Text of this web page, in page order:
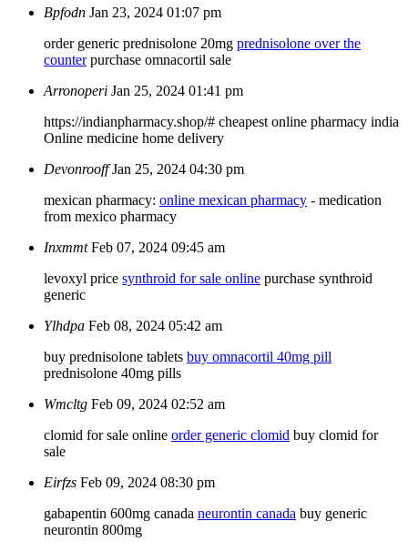
Bpfodn Jan 23, 2024 01:07 pm
order generic prednisolone 20mg prednisolone over the
counterpurchase omnacortil sale
Arronoperi Jan 25, 2024 01:41 pm
https://indianpharmacy.shop/# cheapest online pharmacy india
Online medicine home delivery
Devonrooff Jan 25, 2024 04:30 pm
mexican pharmacy: online mexican pharmacy - medication
from mexico pharmacy
Inxmmt Feb 07, 2024 09:45 am
levoxyl price synthroid for sale online purchase synthroid
generic
Ylhdpa Feb 08, 2024 05:42 am
buy prednisolone tablets buy omnacortil 40mg pill
prednisolone 40mg pills
Wmcltg Feb 09, 2024 02:52 am
clomid for sale online order generic clomid buy clomid for
sale
Eirfzs Feb 09, 2024 08:30 pm
gabapentin 600mg canada neurontin canada buy generic
neurontin 800mg